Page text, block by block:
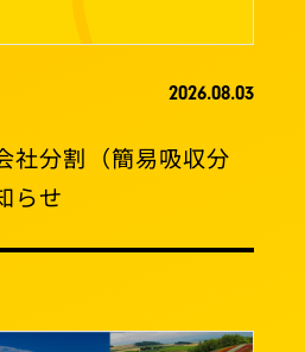
2026.08.03
社分割（簡易吸収分
らせ